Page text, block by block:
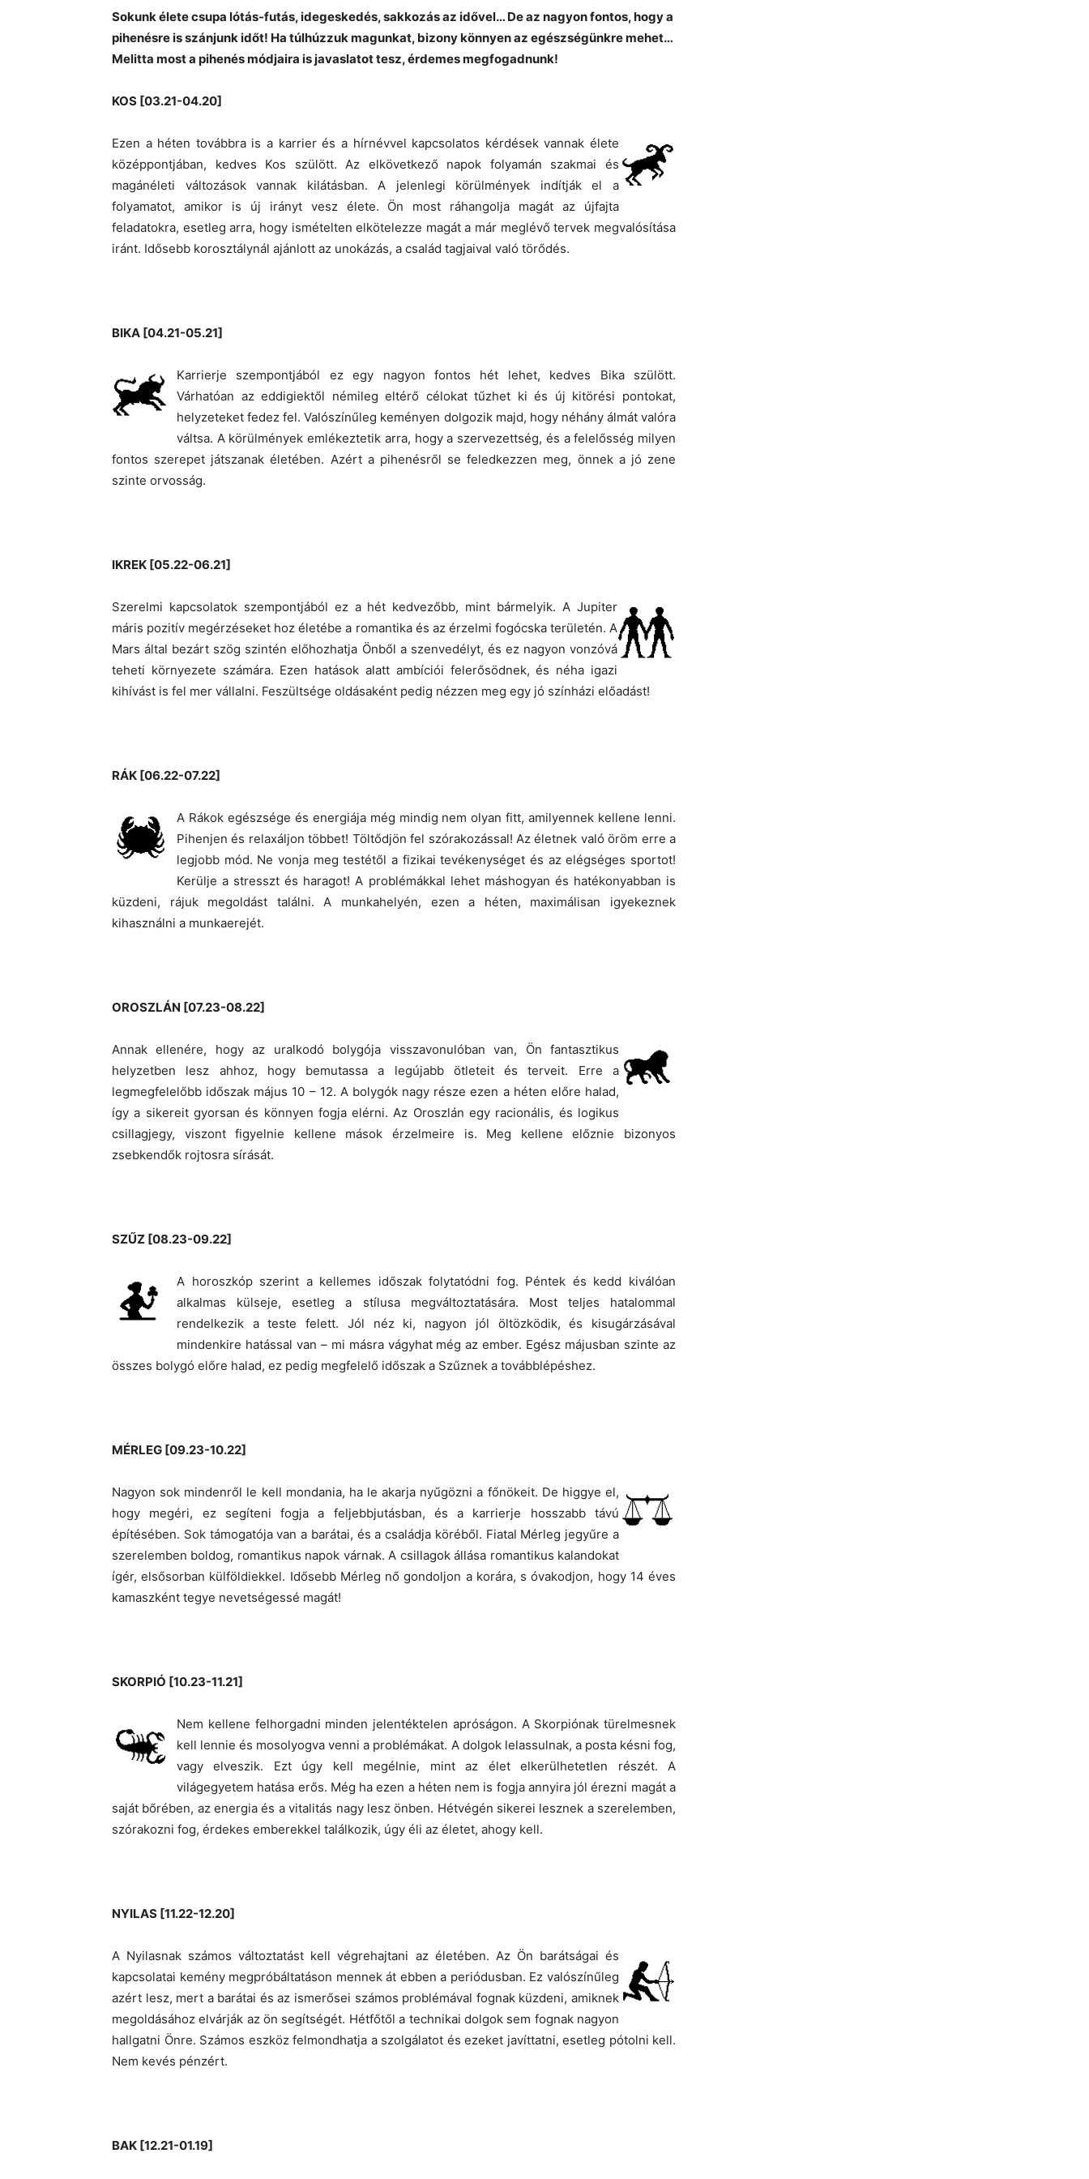
Sokunk élete csupa lótás-futás, idegeskedés, sakkozás az idővel… De az nagyon fontos, hogy a
pihenésre is szánjunk időt! Ha túlhúzzuk magunkat, bizony könnyen az egészségünkre mehet…
Melitta most a pihenés módjaira is javaslatot tesz, érdemes megfogadnunk!
KOS [03.21-04.20]
Ezen a héten továbbra is a karrier és a hírnévvel kapcsolatos kérdések vannak élete
középpontjában, kedves Kos szülött. Az elkövetkező napok folyamán szakmai és
magánéleti változások vannak kilátásban. A jelenlegi körülmények indítják el a
folyamatot, amikor is új irányt vesz élete. Ön most ráhangolja magát az újfajta
feladatokra, esetleg arra, hogy ismételten elkötelezze magát a már meglévő tervek megvalósítása
iránt. Idősebb korosztálynál ajánlott az unokázás, a család tagjaival való törődés.
BIKA [04.21-05.21]
Karrierje szempontjából ez egy nagyon fontos hét lehet, kedves Bika szülött.
Várhatóan az eddigiektől némileg eltérő célokat tűzhet ki és új kitörési pontokat,
helyzeteket fedez fel. Valószínűleg keményen dolgozik majd, hogy néhány álmát valóra
váltsa. A körülmények emlékeztetik arra, hogy a szervezettség, és a felelősség milyen
fontos szerepet játszanak életében. Azért a pihenésről se feledkezzen meg, önnek a jó zene
szinte orvosság.
IKREK [05.22-06.21]
Szerelmi kapcsolatok szempontjából ez a hét kedvezőbb, mint bármelyik. A Jupiter
máris pozitív megérzéseket hoz életébe a romantika és az érzelmi fogócska területén. A
Mars által bezárt szög szintén előhozhatja Önből a szenvedélyt, és ez nagyon vonzóvá
teheti környezete számára. Ezen hatások alatt ambíciói felerősödnek, és néha igazi
kihívást is fel mer vállalni. Feszültsége oldásaként pedig nézzen meg egy jó színházi előadást!
RÁK [06.22-07.22]
A Rákok egészsége és energiája még mindig nem olyan fitt, amilyennek kellene lenni.
Pihenjen és relaxáljon többet! Töltődjön fel szórakozással! Az életnek való öröm erre a
legjobb mód. Ne vonja meg testétől a fizikai tevékenységet és az elégséges sportot!
Kerülje a stresszt és haragot! A problémákkal lehet máshogyan és hatékonyabban is
küzdeni, rájuk megoldást találni. A munkahelyén, ezen a héten, maximálisan igyekeznek
kihasználni a munkaerejét.
OROSZLÁN [07.23-08.22]
Annak ellenére, hogy az uralkodó bolygója visszavonulóban van, Ön fantasztikus
helyzetben lesz ahhoz, hogy bemutassa a legújabb ötleteit és terveit. Erre a
legmegfelelőbb időszak május 10 – 12. A bolygók nagy része ezen a héten előre halad,
így a sikereit gyorsan és könnyen fogja elérni. Az Oroszlán egy racionális, és logikus
csillagjegy, viszont figyelnie kellene mások érzelmeire is. Meg kellene előznie bizonyos
zsebkendők rojtosra sírását.
SZŰZ [08.23-09.22]
A horoszkóp szerint a kellemes időszak folytatódni fog. Péntek és kedd kiválóan
alkalmas külseje, esetleg a stílusa megváltoztatására. Most teljes hatalommal
rendelkezik a teste felett. Jól néz ki, nagyon jól öltözködik, és kisugárzásával
mindenkire hatással van – mi másra vágyhat még az ember. Egész májusban szinte az
összes bolygó előre halad, ez pedig megfelelő időszak a Szűznek a továbblépéshez.
MÉRLEG [09.23-10.22]
Nagyon sok mindenről le kell mondania, ha le akarja nyűgözni a főnökeit. De higgye el,
hogy megéri, ez segíteni fogja a feljebbjutásban, és a karrierje hosszabb távú
építésében. Sok támogatója van a barátai, és a családja köréből. Fiatal Mérleg jegyűre a
szerelemben boldog, romantikus napok várnak. A csillagok állása romantikus kalandokat
ígér, elsősorban külföldiekkel. Idősebb Mérleg nő gondoljon a korára, s óvakodjon, hogy 14 éves
kamaszként tegye nevetségessé magát!
SKORPIÓ [10.23-11.21]
Nem kellene felhorgadni minden jelentéktelen apróságon. A Skorpiónak türelmesnek
kell lennie és mosolyogva venni a problémákat. A dolgok lelassulnak, a posta késni fog,
vagy elveszik. Ezt úgy kell megélnie, mint az élet elkerülhetetlen részét. A
világegyetem hatása erős. Még ha ezen a héten nem is fogja annyira jól érezni magát a
saját bőrében, az energia és a vitalitás nagy lesz önben. Hétvégén sikerei lesznek a szerelemben,
szórakozni fog, érdekes emberekkel találkozik, úgy éli az életet, ahogy kell.
NYILAS [11.22-12.20]
A Nyilasnak számos változtatást kell végrehajtani az életében. Az Ön barátságai és
kapcsolatai kemény megpróbáltatáson mennek át ebben a periódusban. Ez valószínűleg
azért lesz, mert a barátai és az ismerősei számos problémával fognak küzdeni, amiknek
megoldásához elvárják az ön segítségét. Hétfőtől a technikai dolgok sem fognak nagyon
hallgatni Önre. Számos eszköz felmondhatja a szolgálatot és ezeket javíttatni, esetleg pótolni kell.
Nem kevés pénzért.
BAK [12.21-01.19]